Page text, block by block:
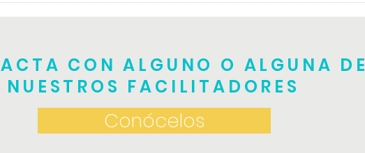
CON ALGUNO O ALGUNA DE
NUESTROS FACILITADORES
Conócelos